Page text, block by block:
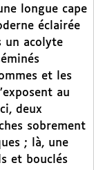
longue cape
éclairée
un acolyte
et les
au
deux
sobrement
; là, une
et bouclés